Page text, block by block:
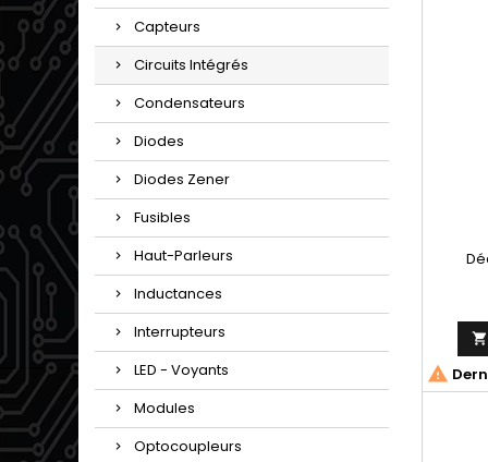
Capteurs
Circuits Intégrés
Condensateurs
Diodes
Diodes Zener
Fusibles
Haut-Parleurs
Inductances
Interrupteurs
LED - Voyants
Modules
Optocoupleurs

